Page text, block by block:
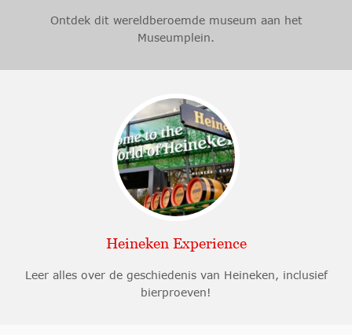
Ontdek dit wereldberoemde museum aan het
Museumplein.
Heineken Experience
Leer alles over de geschiedenis van Heineken, inclusief
bierproeven!